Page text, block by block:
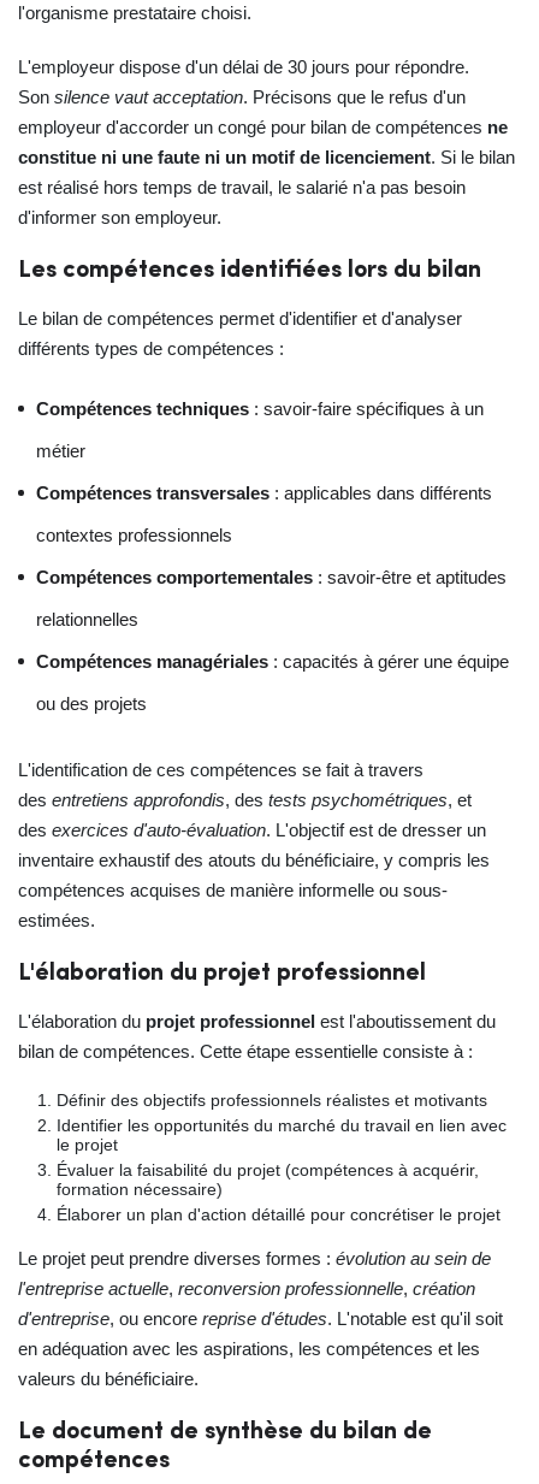
l'organisme prestataire choisi.
L'employeur dispose d'un délai de 30 jours pour répondre.
Son silence vaut acceptation. Précisons que le refus d'un
employeur d'accorder un congé pour bilan de compétences ne
constitue ni une faute ni un motif de licenciement. Si le bilan
est réalisé hors temps de travail, le salarié n'a pas besoin
d'informer son employeur.
Les compétences identifiées lors du bilan
Le bilan de compétences permet d'identifier et d'analyser
différents types de compétences :
Compétences techniques : savoir-faire spécifiques à un
métier
Compétences transversales : applicables dans différents
contextes professionnels
Compétences comportementales : savoir-être et aptitudes
relationnelles
Compétences managériales : capacités à gérer une équipe
ou des projets
L'identification de ces compétences se fait à travers
des entretiens approfondis, des tests psychométriques, et
des exercices d'auto-évaluation. L'objectif est de dresser un
inventaire exhaustif des atouts du bénéficiaire, y compris les
compétences acquises de manière informelle ou sous-
estimées.
L'élaboration du projet professionnel
L'élaboration du projet professionnel est l'aboutissement du
bilan de compétences. Cette étape essentielle consiste à :
Définir des objectifs professionnels réalistes et motivants
Identifier les opportunités du marché du travail en lien avec
le projet
Évaluer la faisabilité du projet (compétences à acquérir,
formation nécessaire)
Élaborer un plan d'action détaillé pour concrétiser le projet
Le projet peut prendre diverses formes : évolution au sein de
l'entreprise actuelle, reconversion professionnelle, création
d'entreprise, ou encore reprise d'études. L'notable est qu'il soit
en adéquation avec les aspirations, les compétences et les
valeurs du bénéficiaire.
Le document de synthèse du bilan de
compétences